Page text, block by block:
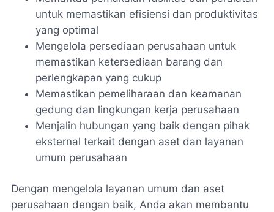
untuk memastikan efisiensi dan produktivitas
yang optimal
Mengelola persediaan perusahaan untuk
memastikan ketersediaan barang dan
perlengkapan yang cukup
Memastikan pemeliharaan dan keamanan
gedung dan lingkungan kerja perusahaan
Menjalin hubungan yang baik dengan pihak
eksternal terkait dengan aset dan layanan
umum perusahaan
Dengan mengelola layanan umum dan aset
perusahaan dengan baik, Anda akan membantu